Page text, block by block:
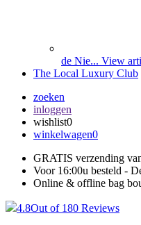
de Nie... View
The Local Luxury Club
zoeken
inloggen
wishlist0
winkelwagen0
GRATIS verzending
Voor 16:00u besteld -
Online & offline bag
4.8Out of 180 Reviews